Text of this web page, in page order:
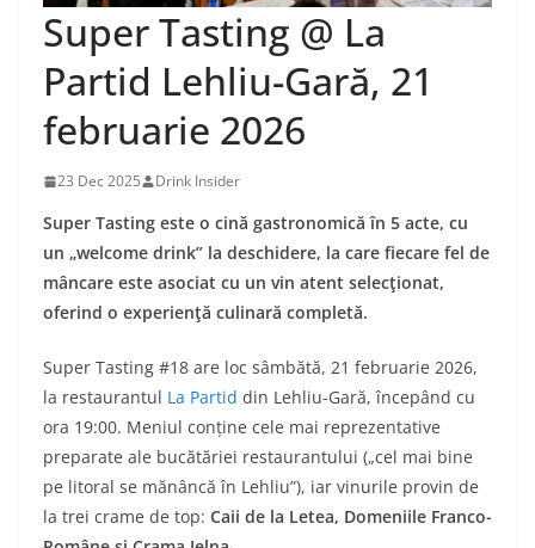
Super Tasting @ La
Partid Lehliu-Gară, 21
februarie 2026
23 Dec 2025 Drink Insider
Super Tasting este o cină gastronomică în 5 acte, cu
un „welcome drink” la deschidere, la care fiecare fel de
mâncare este asociat cu un vin atent selecţionat,
oferind o experienţă culinară completă.
Super Tasting #18 are loc sâmbătă, 21 februarie 2026,
la restaurantul La Partid din Lehliu-Gară, începând cu
ora 19:00. Meniul conține cele mai reprezentative
preparate ale bucătăriei restaurantului („cel mai bine
pe litoral se mănâncă în Lehliu”), iar vinurile provin de
la trei crame de top: Caii de la Letea, Domeniile Franco-